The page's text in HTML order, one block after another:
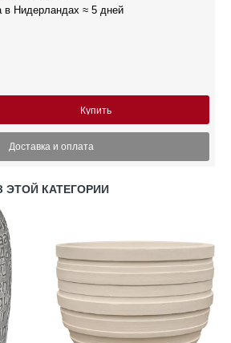
в Нидерландах ≈ 5 дней
Купить
Доставка и оплата
ЭТОЙ КАТЕГОРИИ